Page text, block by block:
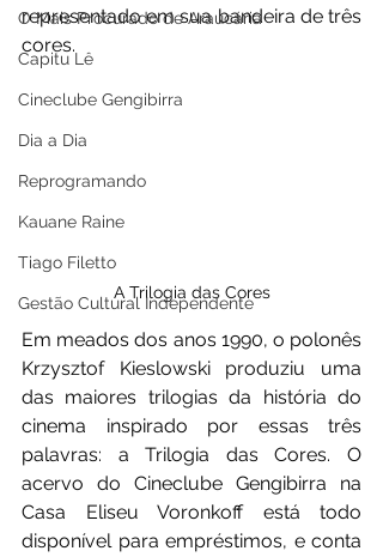
O Mais Procurado de Araucária
Capitu Lê
Cineclube Gengibirra
Dia a Dia
Reprogramando
Kauane Raine
Tiago Filetto
Gestão Cultural Independente
representado em sua bandeira de três
cores.
A Trilogia das Cores
Em meados dos anos 1990, o polonês
Krzysztof Kieslowski produziu uma
das maiores trilogias da história do
cinema inspirado por essas três
palavras: a Trilogia das Cores. O
acervo do Cineclube Gengibirra na
Casa Eliseu Voronkoff está todo
disponível para empréstimos, e conta